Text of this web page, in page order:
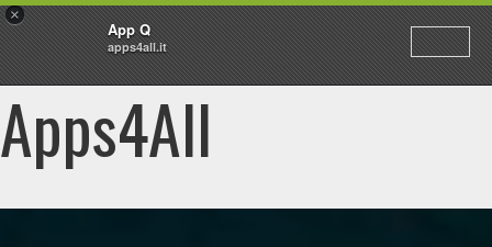
×
App Q
apps4all.it
Apps4All